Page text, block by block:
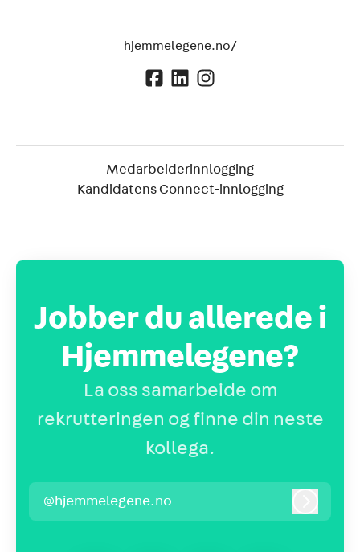
hjemmelegene.no/
Medarbeiderinnlogging
Kandidatens Connect-innlogging
Jobber du allerede i
Hjemmelegene?
La oss samarbeide om
rekrutteringen og finne din neste
kollega.
@hjemmelegene.no